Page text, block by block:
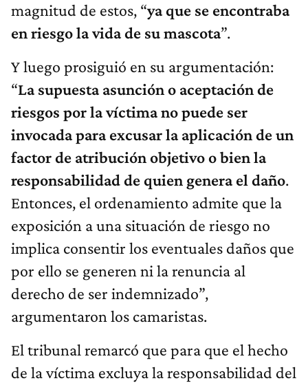
magnitud de estos, “ya que se encontraba
en riesgo la vida de su mascota”.
Y luego prosiguió en su argumentación:
“La supuesta asunción o aceptación de
riesgos por la víctima no puede ser
invocada para excusar la aplicación de un
factor de atribución objetivo o bien la
responsabilidad de quien genera el daño.
Entonces, el ordenamiento admite que la
exposición a una situación de riesgo no
implica consentir los eventuales daños que
por ello se generen ni la renuncia al
derecho de ser indemnizado”,
argumentaron los camaristas.
El tribunal remarcó que para que el hecho
de la víctima excluya la responsabilidad del